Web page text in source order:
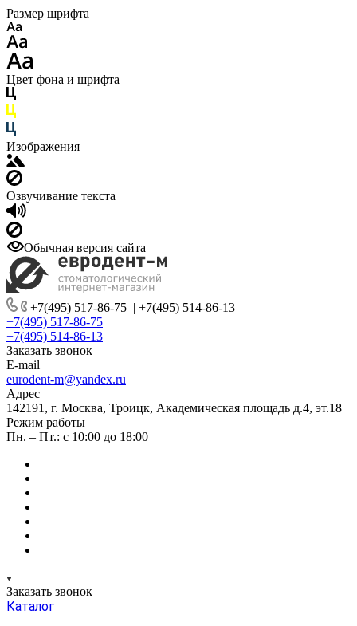
Размер шрифта
Цвет фона и шрифта
Изображения
Озвучивание текста
Обычная версия сайта
+7(495) 517-86-75 | +7(495) 514-86-13
+7(495) 517-86-75
+7(495) 514-86-13
Заказать звонок
E-mail
eurodent-m@yandex.ru
Адрес
142191, г. Москва, Троицк, Академическая площадь д.4, эт.18
Режим работы
Пн. – Пт.: с 10:00 до 18:00
Заказать звонок
Каталог